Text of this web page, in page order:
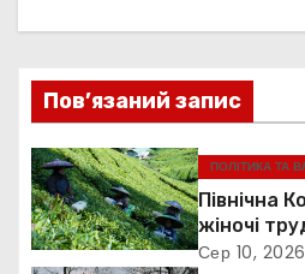
ц
я
з
а
Пов’язаний запис
ПОЛІТИКА ТА
Північна
жіночі
Росії
Сер 10, 2026